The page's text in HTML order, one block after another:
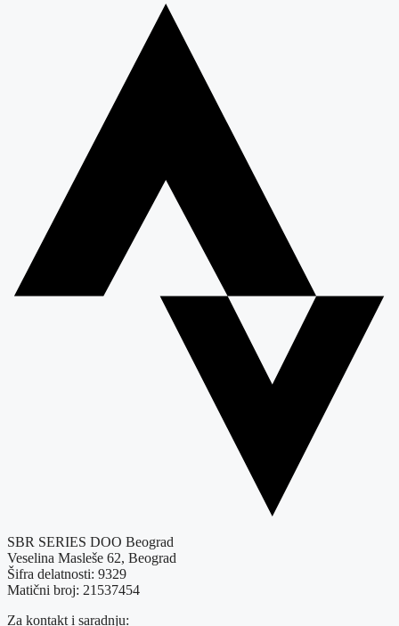
SBR SERIES DOO Beograd
Veselina Masleše 62, Beograd
Šifra delatnosti: 9329
Matični broj: 21537454
Za kontakt i saradnju: